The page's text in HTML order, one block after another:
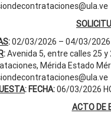
:02/03/2026 – 04/03/2026
:Avenida 5, entre calles 25
Mérida Estado
: FECHA:06/03/2026
ACTO DE